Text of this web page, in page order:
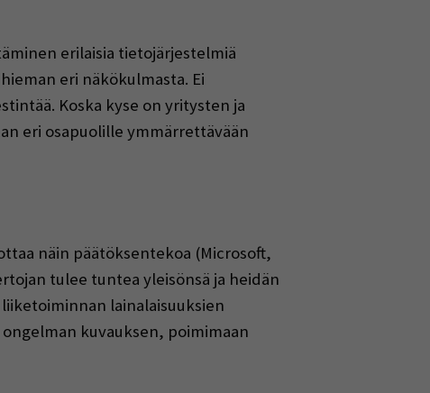
erilaisia tietojärjestelmiä
eri näkökulmasta. Ei
Koska kyse on yritysten ja
eri osapuolille ymmärrettävään
näin päätöksentekoa (Microsoft,
tulee tuntea yleisönsä ja heidän
lainalaisuuksien
kuvauksen, poimimaan